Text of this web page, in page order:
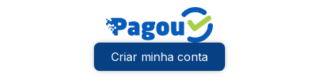
Criar minha conta